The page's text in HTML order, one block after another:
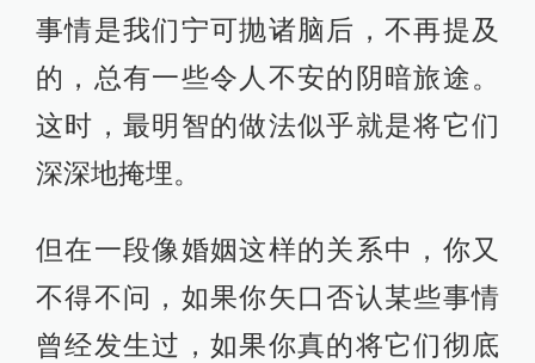
事情是我们宁可抛诸脑后，不再提及
的，总有一些令人不安的阴暗旅途。
这时，最明智的做法似乎就是将它们
深深地掩埋。
但在一段像婚姻这样的关系中，你又
不得不问，如果你矢口否认某些事情
曾经发生过，如果你真的将它们彻底